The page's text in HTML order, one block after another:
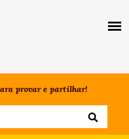
provar e partilhar!